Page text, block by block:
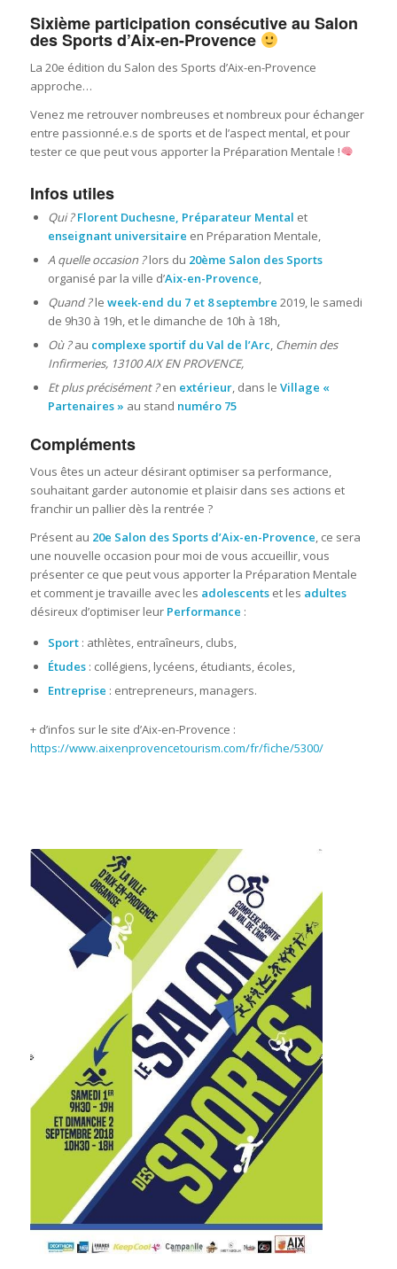
Sixième participation consécutive au Salon
des Sports d’Aix-en-Provence
La 20e édition du Salon des Sports d’Aix-en-Provence
approche…
Venez me retrouver nombreuses et nombreux pour échanger
entre passionné.e.s de sports et de l’aspect mental, et pour
tester ce que peut vous apporter la Préparation Mentale !
Infos utiles
Qui ? Florent Duchesne, Préparateur Mental et
enseignant universitaire en Préparation Mentale,
A quelle occasion ?lors du 20ème Salon des Sports
organisé par la ville d’Aix-en-Provence,
Quand ?le week-end du 7 et 8 septembre 2019, le samedi
de 9h30 à 19h, et le dimanche de 10h à 18h,
Où ?au complexe sportif du Val de l’Arc,Chemin des
Infirmeries, 13100 AIX EN PROVENCE,
Et plus précisément ?en extérieur, dans le Village «
Partenaires » au stand numéro 75
Compléments
Vous êtes un acteur désirant optimiser sa performance,
souhaitant garder autonomie et plaisir dans ses actions et
franchir un pallier dès la rentrée ?
Présent au 20e Salon des Sports d’Aix-en-Provence, ce sera
une nouvelle occasion pour moi de vous accueillir, vous
présenter ce que peut vous apporter la Préparation Mentale
et comment je travaille avec les adolescentset les adultes
désireux d’optimiser leur Performance :
Sport: athlètes, entraîneurs, clubs,
Études: collégiens, lycéens, étudiants, écoles,
Entreprise : entrepreneurs, managers.
+ d’infos sur le site d’Aix-en-Provence :
https://www.aixenprovencetourism.com/fr/fiche/5300/